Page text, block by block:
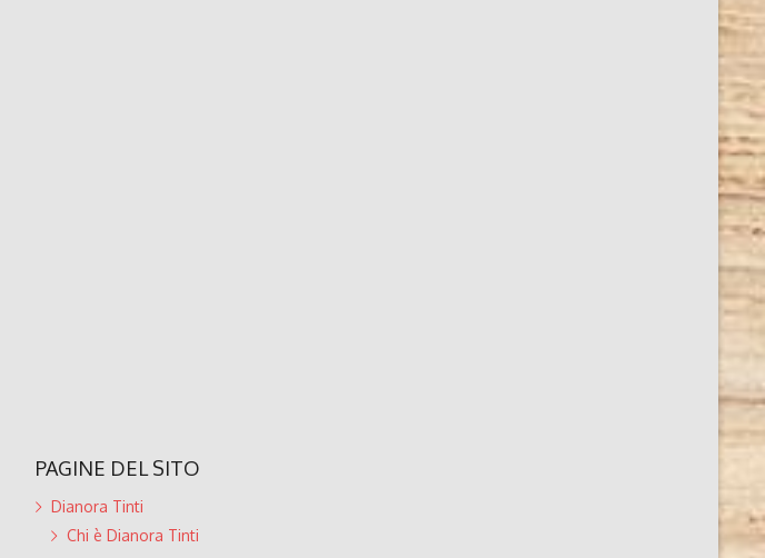
PAGINE DEL SITO
Dianora Tinti
Chi è Dianora Tinti